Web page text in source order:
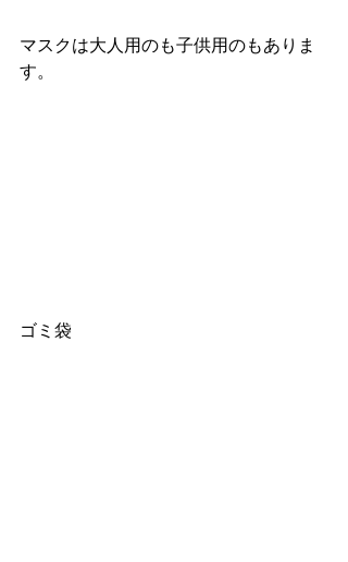
マスクは大人用のも子供用のもありま
す。
ゴミ袋